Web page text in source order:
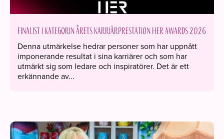
Finalist i kategorin Årets karriärprestation HER Awards 2026
Denna utmärkelse hedrar personer som har uppnått
imponerande resultat i sina karriärer och som har
utmärkt sig som ledare och inspiratörer. Det är ett
erkännande av...